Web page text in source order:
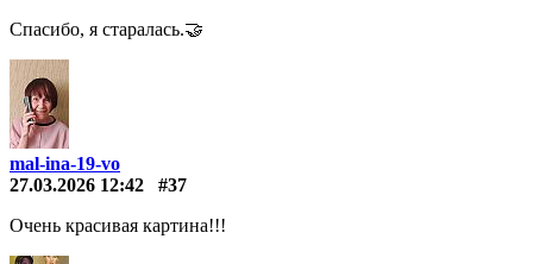
Спасибо, я старалась.🤝
mal-ina-19-vo
27.03.2026 12:42
#37
Очень красивая картина!!!